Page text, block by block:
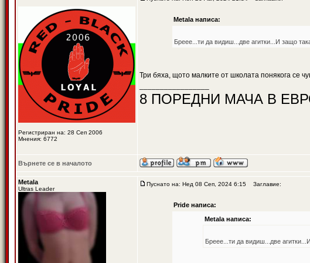
Регистриран на: 28 Сеп 2006
Мнения: 6772
Metala написа:
Бреее...ти да видиш...две агитки...И защо
Три бяха, щото малките от школата понякога се
8 ПОРЕДНИ МАЧА В
Върнете се в началото
Metala
Ultras Leader
Пуснато на: Нед 08 Сеп, 2024 6:15 Заглавие:
Pride написа:
Metala написа:
Бреее...ти да видиш...две